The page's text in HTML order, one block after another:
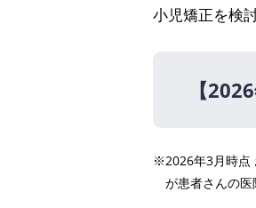
小児矯正を検
【2026
か
ウ
※2026年3月時点
が患者さんの医